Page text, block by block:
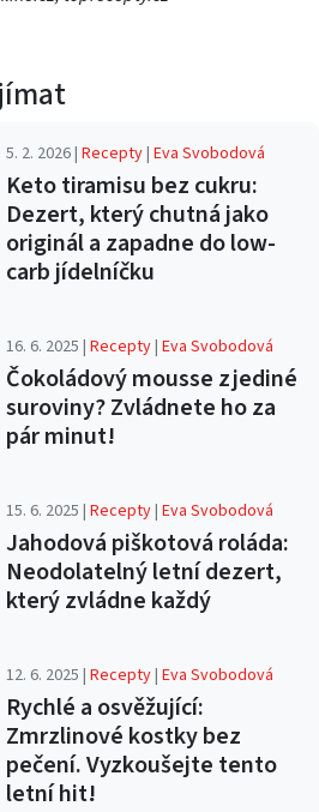
5. 2. 2026 |Recepty|Eva Svobodová
Keto tiramisu bez cukru:
Dezert, který chutná jako
originál a zapadne do low-
carb jídelníčku
16. 6. 2025 |Recepty|Eva Svobodová
Čokoládový mousse z jediné
suroviny? Zvládnete ho za
pár minut!
15. 6. 2025 |Recepty|Eva Svobodová
Jahodová piškotová roláda:
Neodolatelný letní dezert,
který zvládne každý
12. 6. 2025 |Recepty|Eva Svobodová
Rychlé a osvěžující:
Zmrzlinové kostky bez
pečení. Vyzkoušejte tento
letní hit!